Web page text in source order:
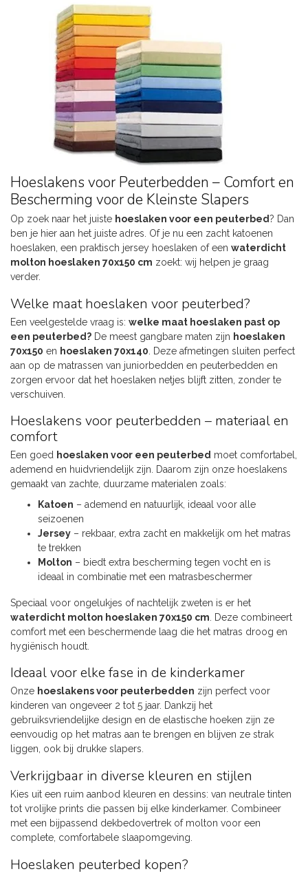
Hoeslakens voor Peuterbedden – Comfort en
Bescherming voor de Kleinste Slapers
Op zoek naar het juiste hoeslaken voor een peuterbed? Dan
ben je hier aan het juiste adres. Of je nu een zacht katoenen
hoeslaken, een praktisch jersey hoeslaken of een waterdicht
molton hoeslaken 70x150 cm zoekt: wij helpen je graag
verder.
Welke maat hoeslaken voor peuterbed?
Een veelgestelde vraag is: welke maat hoeslaken past op
een peuterbed? De meest gangbare maten zijn hoeslaken
70x150 en hoeslaken 70x140 . Deze afmetingen sluiten perfect
aan op de matrassen van juniorbedden en peuterbedden en
zorgen ervoor dat het hoeslaken netjes blijft zitten, zonder te
verschuiven.
Hoeslakens voor peuterbedden – materiaal en
comfort
Een goed hoeslaken voor een peuterbed moet comfortabel,
ademend en huidvriendelijk zijn. Daarom zijn onze hoeslakens
gemaakt van zachte, duurzame materialen zoals:
Katoen – ademend en natuurlijk, ideaal voor alle
seizoenen
Jersey – rekbaar, extra zacht en makkelijk om het matras
te trekken
Molton – biedt extra bescherming tegen vocht en is
ideaal in combinatie met een matrasbeschermer
Speciaal voor ongelukjes of nachtelijk zweten is er het
waterdicht molton hoeslaken 70x150 cm . Deze combineert
comfort met een beschermende laag die het matras droog en
hygiënisch houdt.
Ideaal voor elke fase in de kinderkamer
Onze hoeslakens voor peuterbedden zijn perfect voor
kinderen van ongeveer 2 tot 5 jaar. Dankzij het
gebruiksvriendelijke design en de elastische hoeken zijn ze
eenvoudig op het matras aan te brengen en blijven ze strak
liggen, ook bij drukke slapers.
Verkrijgbaar in diverse kleuren en stijlen
Kies uit een ruim aanbod kleuren en dessins: van neutrale tinten
tot vrolijke prints die passen bij elke kinderkamer. Combineer
met een bijpassend dekbedovertrek of molton voor een
complete, comfortabele slaapomgeving.
Hoeslaken peuterbed kopen?